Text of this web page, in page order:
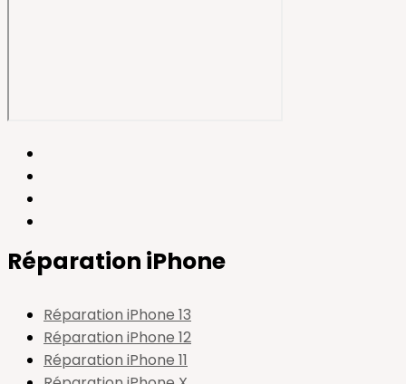
Réparation iPhone
Réparation iPhone 13
Réparation iPhone 12
Réparation iPhone 11